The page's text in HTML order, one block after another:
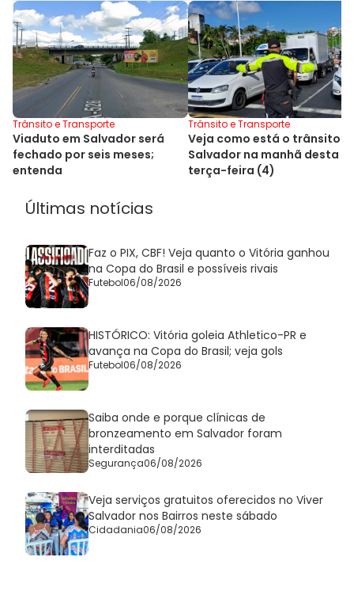
Trânsito e Transporte
Viaduto em Salvador será
fechado por seis meses;
entenda
Trânsito e Transporte
Veja como está o trânsito
Salvador na manhã desta
terça-feira (4)
Últimas notícias
Faz o PIX, CBF! Veja quanto o Vitória ganhou
na Copa do Brasil e possíveis rivais
Futebol06/08/2026
HISTÓRICO: Vitória goleia Athletico-PR e
avança na Copa do Brasil; veja gols
Futebol06/08/2026
Saiba onde e porque clínicas de
bronzeamento em Salvador foram
interditadas
Segurança06/08/2026
Veja serviços gratuitos oferecidos no Viver
Salvador nos Bairros neste sábado
Cidadania06/08/2026